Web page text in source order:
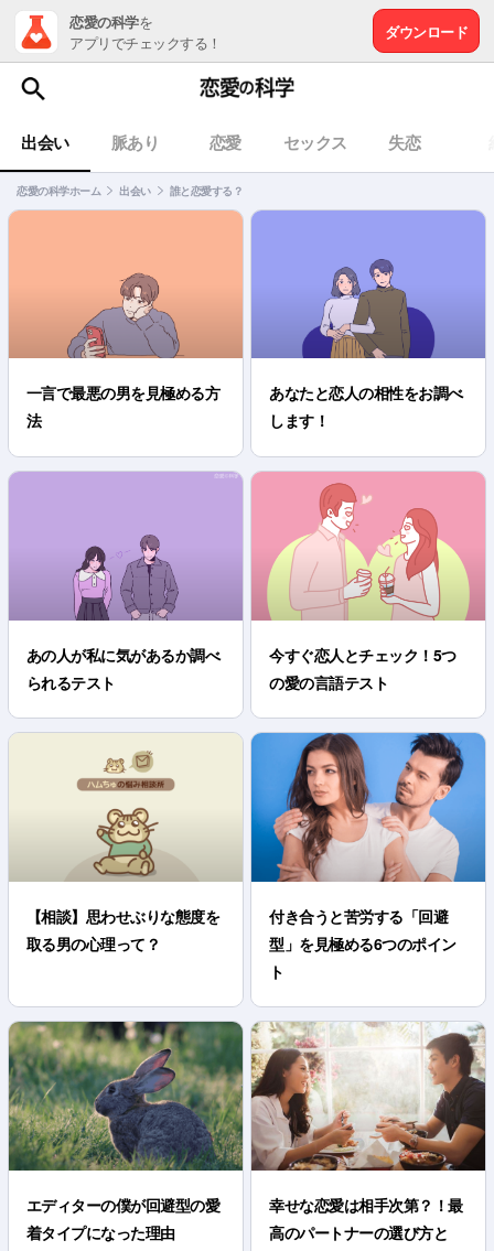
恋愛の科学を
アプリでチェックする！
ダウンロード
出会い 脈あり 恋愛 セックス 失恋
恋愛の科学ホーム 出会い 誰と恋愛する？
一言で最悪の男を見極める方
法
あなたと恋人の相性をお調べ
します！
あの人が私に気があるか調べ
られるテスト
今すぐ恋人とチェック！5つ
の愛の言語テスト
【相談】思わせぶりな態度を
取る男の心理って？
付き合うと苦労する「回避
型」を見極める6つのポイン
ト
エディターの僕が回避型の愛
着タイプになった理由
幸せな恋愛は相手次第？！最
高のパートナーの選び方と